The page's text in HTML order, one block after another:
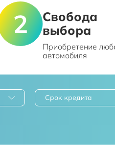
Свобода
выбора
Приобретение
автомобиля
Срок кредита